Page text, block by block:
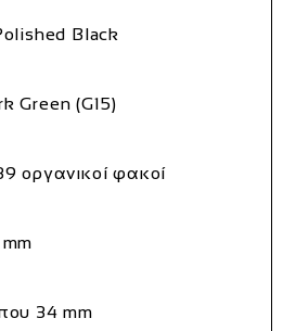
Black
Green (G15)
οργανικοί φακοί
34 mm